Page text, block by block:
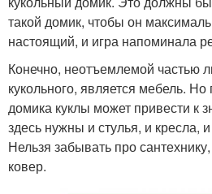
такой домик, чтобы он
настоящий, и игра напоминала
Конечно, неотъемлемой частью
кукольного, является мебель.
домика куклы может привести к
здесь нужны и стулья, и
Нельзя забывать про
ковер.